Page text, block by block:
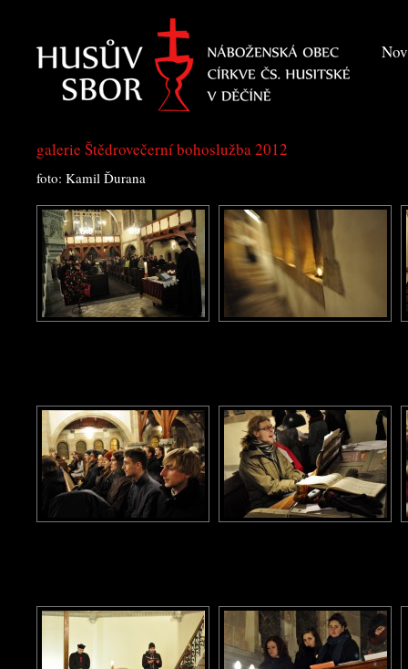
galerie Štědrovečerní bohoslužba 2012
foto: Kamil Ďurana